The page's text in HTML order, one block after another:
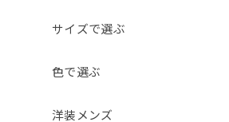
サイズで選ぶ
色で選ぶ
洋装メンズ